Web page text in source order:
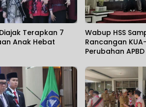
Terapkan 7
Anak Hebat
Wabup HSS
Rancangan KUA-
Perubahan